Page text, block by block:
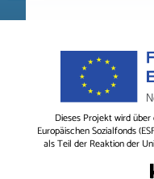
Dieses Projekt wird über
Europäischen Sozialfonds
als Teil der Reaktion der